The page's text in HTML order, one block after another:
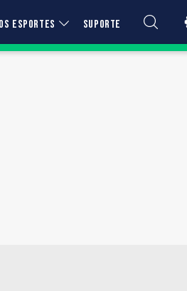
ESPORTES SUPORTE